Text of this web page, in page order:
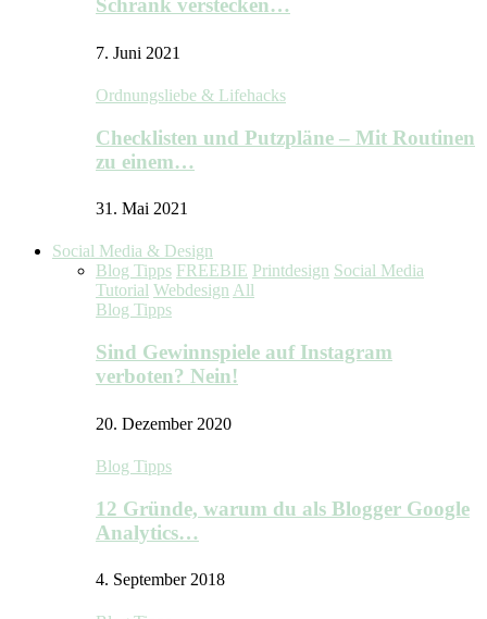
Schrank verstecken…
7. Juni 2021
Ordnungsliebe & Lifehacks
Checklisten und Putzpläne – Mit Routinen
zu einem…
31. Mai 2021
Social Media & Design
Blog Tipps FREEBIE Printdesign Social Media
Tutorial Webdesign All
Blog Tipps
Sind Gewinnspiele auf Instagram
verboten? Nein!
20. Dezember 2020
Blog Tipps
12 Gründe, warum du als Blogger Google
Analytics…
4. September 2018